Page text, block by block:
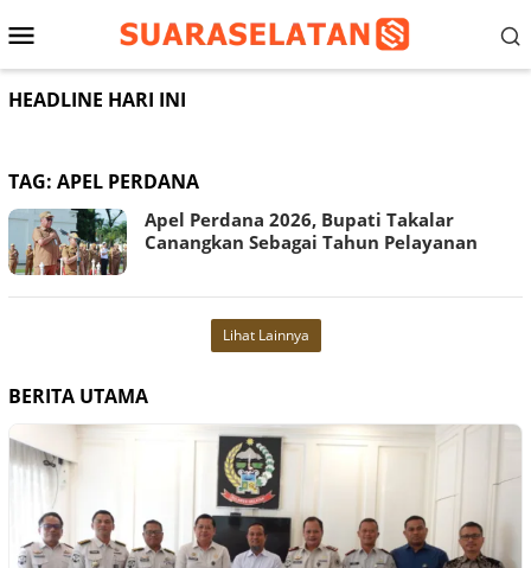
ke
Menu
Mobile
HEADLINE HARI INI
TAG: APEL PERDANA
Apel Perdana 2026, Bupati Takalar
Canangkan Sebagai Tahun Pelayanan
Lihat Lainnya
BERITA UTAMA